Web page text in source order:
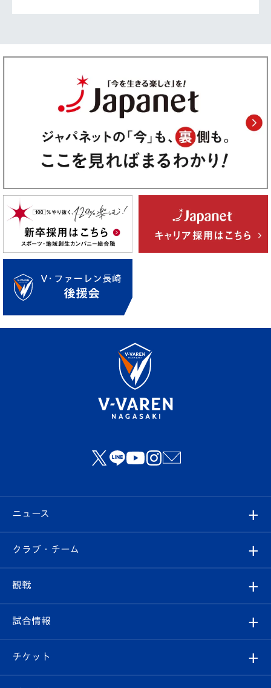
ニュース
すべて
クラブ
試合情報
クラブ・チーム
クラブ概要
エンブレム紹介
観戦
観戦ルール
はじめての観戦ガイド
試合情報
試合日程/結果
チケット